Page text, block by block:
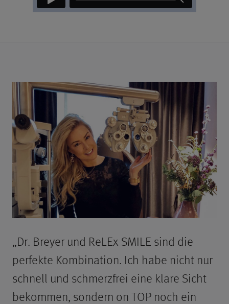
„Dr. Breyer und ReLEx SMILE sind die
perfekte Kombination. Ich habe nicht nur
schnell und schmerzfrei eine klare Sicht
bekommen, sondern on TOP noch ein